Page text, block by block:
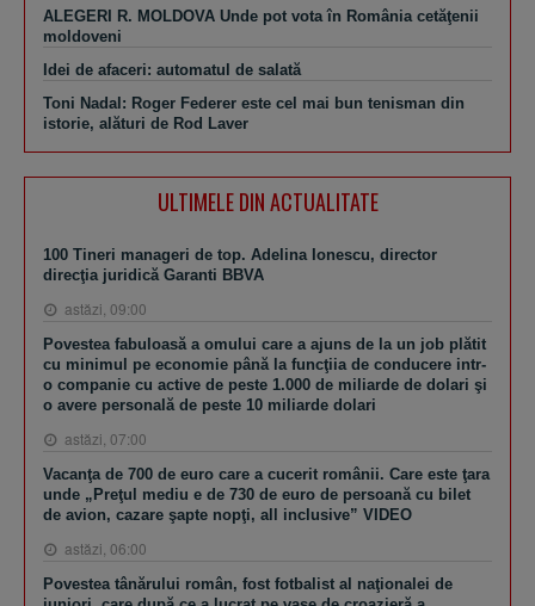
ALEGERI R. MOLDOVA Unde pot vota în România cetăţenii
moldoveni
Idei de afaceri: automatul de salată
Toni Nadal: Roger Federer este cel mai bun tenisman din
istorie, alături de Rod Laver
ULTIMELE DIN ACTUALITATE
100 Tineri manageri de top. Adelina Ionescu, director
direcţia juridică Garanti BBVA
astăzi, 09:00
Povestea fabuloasă a omului care a ajuns de la un job plătit
cu minimul pe economie până la funcţiia de conducere intr-
o companie cu active de peste 1.000 de miliarde de dolari şi
o avere personală de peste 10 miliarde dolari
astăzi, 07:00
Vacanţa de 700 de euro care a cucerit românii. Care este ţara
unde „Preţul mediu e de 730 de euro de persoană cu bilet
de avion, cazare şapte nopţi, all inclusive” VIDEO
astăzi, 06:00
Povestea tânărului român, fost fotbalist al naţionalei de